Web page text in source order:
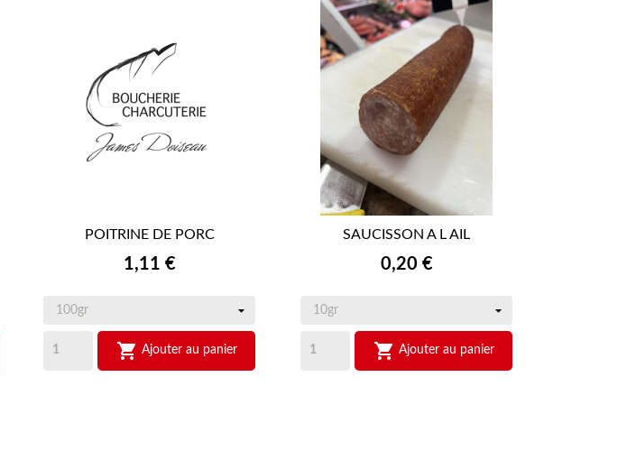
APERÇU RAPIDE
POITRINE DE PORC
Prix
1,11 €
 Ajouter au panier
APERÇU RAPIDE
SAUCISSON A L AIL
Prix
0,20 €
 Ajouter au panier